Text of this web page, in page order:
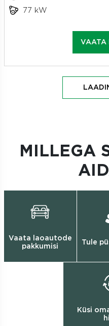
77 kW
VAATA
MILLEGA
Vaata laoautode
pakkumisi
Tule
Küsi